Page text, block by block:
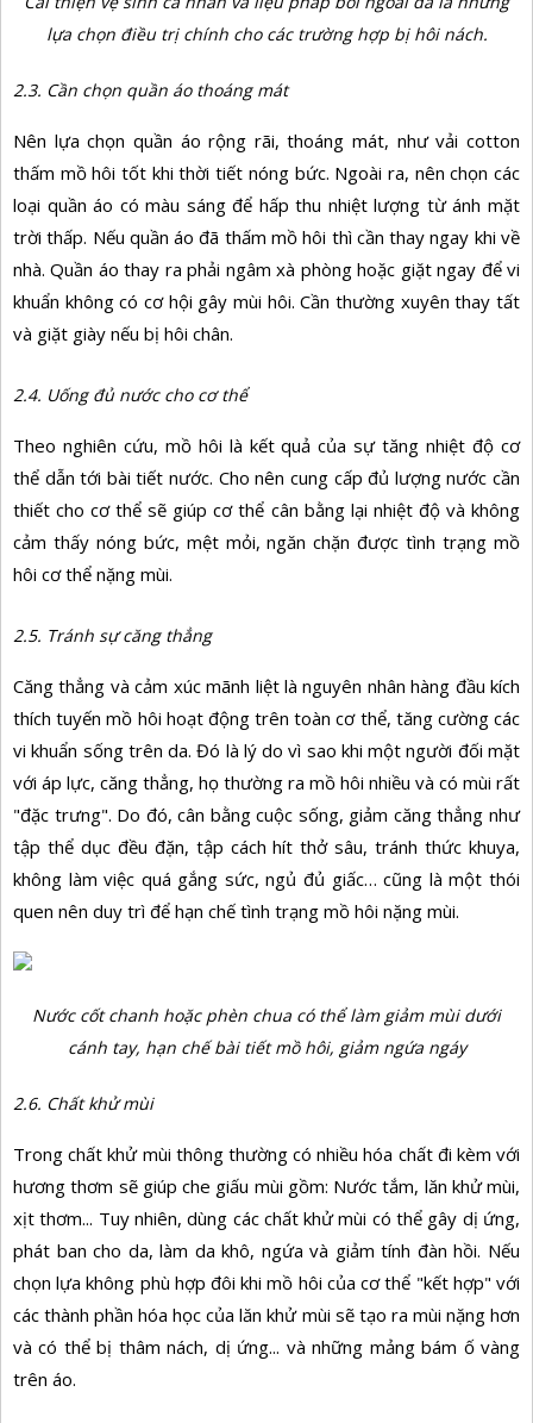
lựa chọn điều trị chính cho các trường hợp bị hôi nách.
2.3. Cần chọn quần áo thoáng mát
Nên lựa chọn quần áo rộng rãi, thoáng mát, như vải cotton
thấm mồ hôi tốt khi thời tiết nóng bức. Ngoài ra, nên chọn các
loại quần áo có màu sáng để hấp thu nhiệt lượng từ ánh mặt
trời thấp. Nếu quần áo đã thấm mồ hôi thì cần thay ngay khi về
nhà. Quần áo thay ra phải ngâm xà phòng hoặc giặt ngay để vi
khuẩn không có cơ hội gây mùi hôi. Cần thường xuyên thay tất
và giặt giày nếu bị hôi chân.
2.4. Uống đủ nước cho cơ thể
Theo nghiên cứu, mồ hôi là kết quả của sự tăng nhiệt độ cơ
thể dẫn tới bài tiết nước. Cho nên cung cấp đủ lượng nước cần
thiết cho cơ thể sẽ giúp cơ thể cân bằng lại nhiệt độ và không
cảm thấy nóng bức, mệt mỏi, ngăn chặn được tình trạng mồ
hôi cơ thể nặng mùi.
2.5. Tránh sự căng thẳng
Căng thẳng và cảm xúc mãnh liệt là nguyên nhân hàng đầu kích
thích tuyến mồ hôi hoạt động trên toàn cơ thể, tăng cường các
vi khuẩn sống trên da. Đó là lý do vì sao khi một người đối mặt
với áp lực, căng thẳng, họ thường ra mồ hôi nhiều và có mùi rất
"đặc trưng". Do đó, cân bằng cuộc sống, giảm căng thẳng như
tập thể dục đều đặn, tập cách hít thở sâu, tránh thức khuya,
không làm việc quá gắng sức, ngủ đủ giấc… cũng là một thói
quen nên duy trì để hạn chế tình trạng mồ hôi nặng mùi.
Nước cốt chanh hoặc phèn chua có thể làm giảm mùi dưới
cánh tay, hạn chế bài tiết mồ hôi, giảm ngứa ngáy
2.6. Chất khử mùi
Trong chất khử mùi thông thường có nhiều hóa chất đi kèm với
hương thơm sẽ giúp che giấu mùi gồm: Nước tắm, lăn khử mùi,
xịt thơm... Tuy nhiên, dùng các chất khử mùi có thể gây dị ứng,
phát ban cho da, làm da khô, ngứa và giảm tính đàn hồi. Nếu
chọn lựa không phù hợp đôi khi mồ hôi của cơ thể "kết hợp" với
các thành phần hóa học của lăn khử mùi sẽ tạo ra mùi nặng hơn
và có thể bị thâm nách, dị ứng... và những mảng bám ố vàng
trên áo.